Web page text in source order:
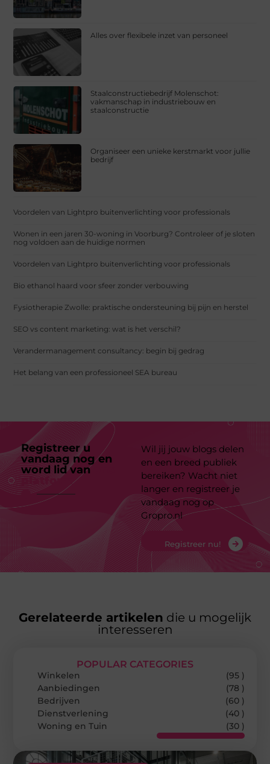
Alles over flexibele inzet van personeel
Staalconstructiebedrijf Molenschot:
vakmanschap in industriebouw en
staalconstructie
Organiseer een unieke kerstmarkt voor jullie
bedrijf
Voordelen van Lightpro buitenverlichting voor professionals
Wonen in een jaren 30-woning in Voorburg? Controleer of je sloten
nog voldoen aan de huidige normen
Voordelen van Lightpro buitenverlichting voor professionals
Bio ethanol haard voor sfeer zonder verbouwing
Fysiotherapie Zwolle: praktische ondersteuning bij pijn en herstel
SEO vs content marketing: wat is het verschil?
Verandermanagement consultancy: begin bij gedrag
Het belang van een professioneel SEA bureau
Registreer u
vandaag nog en
word lid van
platform
Wil jij jouw blogs delen
en een breed publiek
bereiken? Wacht niet
langer en registreer je
vandaag nog op
Gropro.nl
Registreer nu!
Gerelateerde artikelen die u mogelijk
interesseren
POPULAR CATEGORIES
Winkelen
(95 )
Aanbiedingen
(78 )
Bedrijven
(60 )
Dienstverlening
(40 )
Woning en Tuin
(30 )